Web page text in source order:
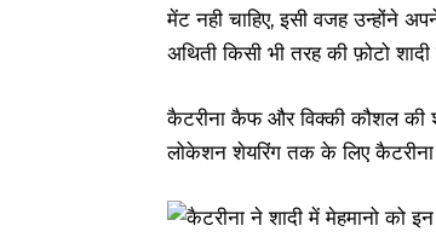
मेंट नही चाहिए, इसी वजह उन्होंने
अथिती किसी भी तरह की फ़ोटो
कैटरीना कैफ और विक्की कौशल की
लोकेशन शेयरिंग तक के लिए कैटरीना